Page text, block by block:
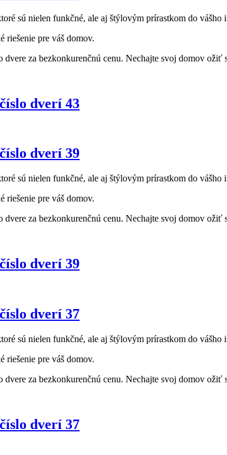
sú nielen funkčné, ale aj štýlovým prírastkom do vášho
riešenie pre váš domov.
dvere za bezkonkurenčnú cenu. Nechajte svoj domov
dverí 43
dverí 39
sú nielen funkčné, ale aj štýlovým prírastkom do vášho
riešenie pre váš domov.
dvere za bezkonkurenčnú cenu. Nechajte svoj domov
dverí 39
dverí 37
sú nielen funkčné, ale aj štýlovým prírastkom do vášho
riešenie pre váš domov.
dvere za bezkonkurenčnú cenu. Nechajte svoj domov
dverí 37